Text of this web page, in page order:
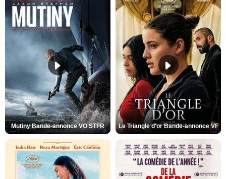
Mutiny Bande-annonce VO STFR Le Triangle d'or Bande-annonce VF